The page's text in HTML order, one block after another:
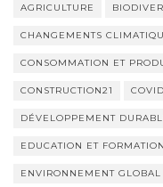
ARTICLES
AGRICULTURE
CHANGEMENTS
CONSOMMATION ET
CONSTRUCTION21
DÉVELOPPEMENT
EDUCATION ET FORMATION
ENVIRONNEMENT GLOBAL